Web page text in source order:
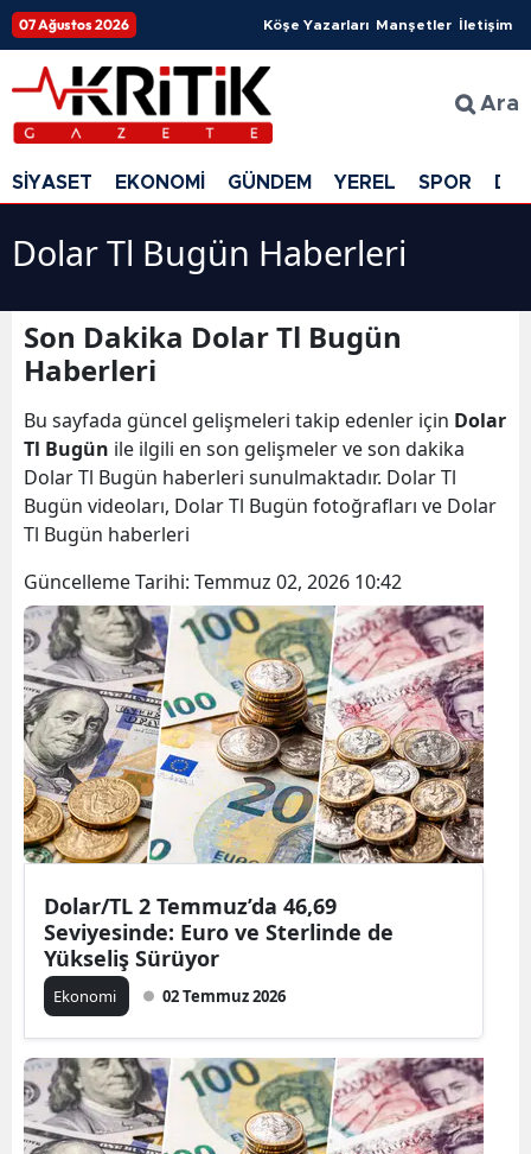
07 Ağustos 2026 Köşe Yazarları Manşetler İletişim
Ara
SİYASET EKONOMİ GÜNDEM YEREL SPOR
Dolar Tl Bugün Haberleri
Son Dakika Dolar Tl Bugün
Haberleri
Bu sayfada güncel gelişmeleri takip edenler için Dolar
Tl Bugün ile ilgili en son gelişmeler ve son dakika
Dolar Tl Bugün haberleri sunulmaktadır. Dolar Tl
Bugün videoları, Dolar Tl Bugün fotoğrafları ve Dolar
Tl Bugün haberleri
Güncelleme Tarihi: Temmuz 02, 2026 10:42
Dolar/TL 2 Temmuz’da 46,69
Seviyesinde: Euro ve Sterlinde de
Yükseliş Sürüyor
Ekonomi 02 Temmuz 2026